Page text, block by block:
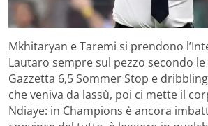
Mkhitaryan e Taremi si prendono
Lautaro sempre sul pezzo secondo le
Gazzetta 6,5 Sommer Stop e
che veniva da lassù, poi ci mette il
Ndiaye: in Champions è ancora